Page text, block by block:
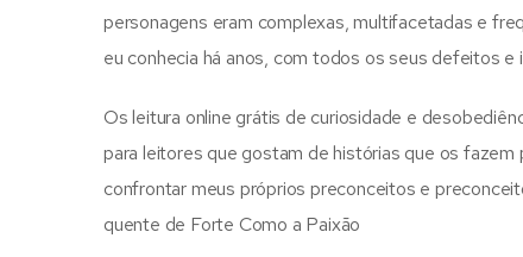
personagens eram complexas, multifacetadas e
eu conhecia há anos, com todos os seus defeitos e
Os leitura online grátis de curiosidade e
para leitores que gostam de histórias que os fazem
confrontar meus próprios preconceitos e
quente de Forte Como a Paixão